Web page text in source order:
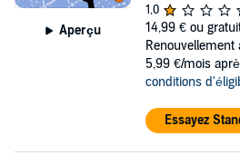
Aperçu
1,0
14,99 € ou
5,99 €/mois
conditions
Essayez